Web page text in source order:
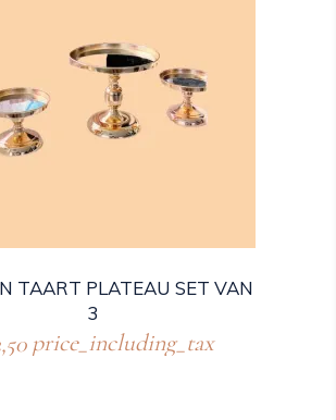
TAART PLATEAU SET VAN
3
price_including_tax